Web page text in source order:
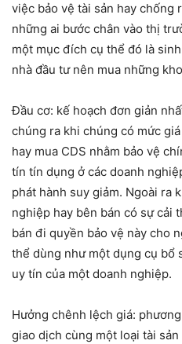
việc bảo vệ tài sản hay chống
những ai bước chân vào thị
một mục đích cụ thể đó là
nhà đầu tư nên mua những
Đầu cơ: kế hoạch đơn giản
chúng ra khi chúng có mức
hay mua CDS nhằm bảo vệ
tín tín dụng ở các doanh
phát hành suy giảm. Ngoài ra
nghiệp hay bên bán có sự cải
bán đi quyền bảo vệ này cho
thể dùng như một dụng cụ bổ
uy tín của một doanh nghiệp.
Hưởng chênh lệch giá:
giao dịch cùng một loại tài